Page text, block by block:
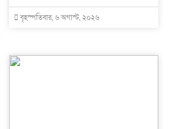
বৃহস্পতিবার, ৬ অগাস্ট, ২০২৬